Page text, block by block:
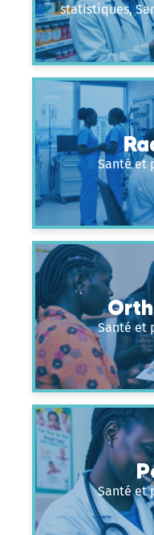
statistiques,
Santé et
Santé et
Santé et